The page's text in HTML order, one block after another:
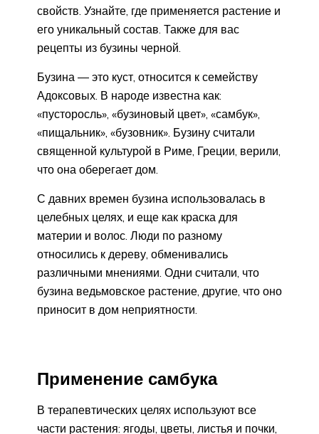
свойств. Узнайте, где применяется растение и
его уникальный состав. Также для вас
рецепты из бузины черной.
Бузина ― это куст, относится к семейству
Адоксовых. В народе известна как:
«пусторосль», «бузиновый цвет», «самбук»,
«пищальник», «бузовник». Бузину считали
священной культурой в Риме, Греции, верили,
что она оберегает дом.
С давних времен бузина использовалась в
целебных целях, и еще как краска для
материи и волос. Люди по разному
относились к дереву, обменивались
различными мнениями. Одни считали, что
бузина ведьмовское растение, другие, что оно
приносит в дом неприятности.
Применение самбука
В терапевтических целях используют все
части растения: ягоды, цветы, листья и почки,